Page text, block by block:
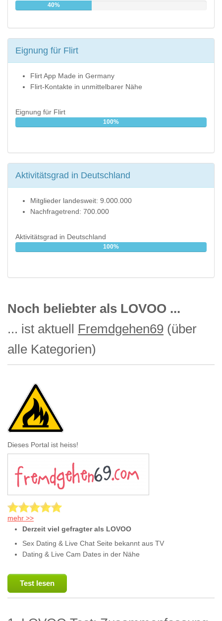
40%
Eignung für Flirt
Flirt App Made in Germany
Flirt-Kontakte in unmittelbarer Nähe
Eignung für Flirt
100%
Aktivitätsgrad in Deutschland
Mitglieder landesweit: 9.000.000
Nachfragetrend: 700.000
Aktivitätsgrad in Deutschland
100%
Noch beliebter als LOVOO ...
... ist aktuell Fremdgehen69 (über
alle Kategorien)
Dieses Portal ist heiss!
mehr >>
Derzeit viel gefragter als LOVOO
Sex Dating & Live Chat Seite bekannt aus TV
Dating & Live Cam Dates in der Nähe
Test lesen